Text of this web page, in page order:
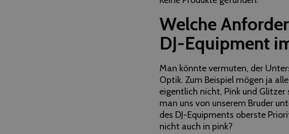
Welche
DJ-Equipment
Man könnte vermuten, der
Optik. Zum Beispiel mögen ja
eigentlich nicht, Pink und
man uns von unserem Bruder
des DJ-Equipments oberste
nicht auch in pink?